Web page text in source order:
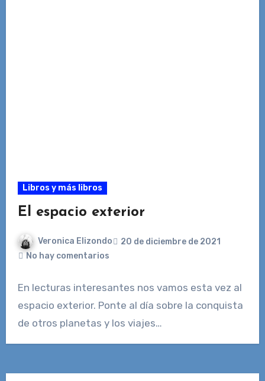
Libros y más libros
El espacio exterior
Veronica Elizondo
20 de diciembre de 2021
No hay comentarios
En lecturas interesantes nos vamos esta vez al
espacio exterior. Ponte al día sobre la conquista
de otros planetas y los viajes…